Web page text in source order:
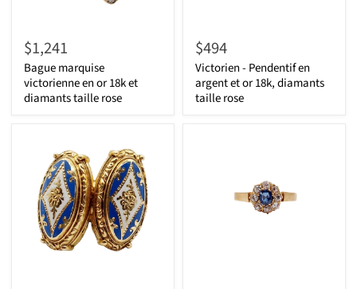
$1,241
Bague marquise
victorienne en or 18k et
diamants taille rose
$494
Victorien - Pendentif en
argent et or 18k, diamants
taille rose